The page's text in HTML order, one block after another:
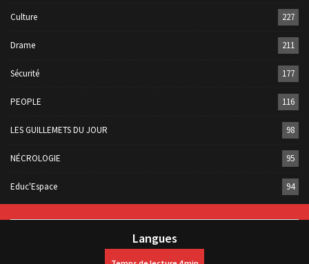
Culture 227
Drame 211
Sécurité 177
PEOPLE 116
LES GUILLEMETS DU JOUR 98
NÉCROLOGIE 95
Educ'Espace 94
Langues